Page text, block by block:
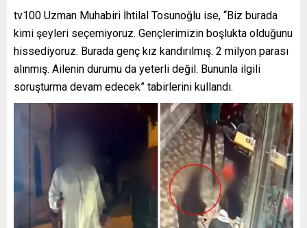
tv100 Uzman Muhabiri İhtilal Tosunoğlu ise, “Biz burada
kimi şeyleri seçemiyoruz. Gençlerimizin boşlukta olduğunu
hissediyoruz. Burada genç kız kandırılmış. 2 milyon parası
alınmış. Ailenin durumu da yeterli değil. Bununla ilgili
soruşturma devam edecek” tabirlerini kullandı.